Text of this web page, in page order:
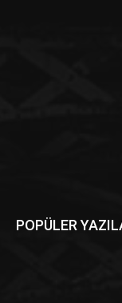
POPÜLER